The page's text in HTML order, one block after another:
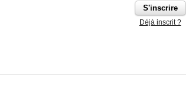
Déjà inscrit ?